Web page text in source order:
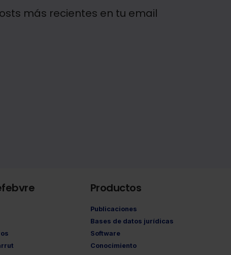
más recientes en tu email
Productos
Publicaciones
Bases de datos jurídicas
Software
Conocimiento